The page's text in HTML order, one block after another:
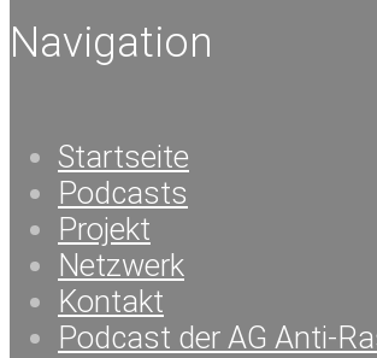
Navigation
Startseite
Podcasts
Projekt
Netzwerk
Kontakt
Podcast der AG Anti-